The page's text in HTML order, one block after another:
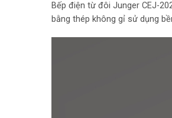
Bếp điện từ đôi Junger CEJ-
bằng thép không gỉ sử dụng